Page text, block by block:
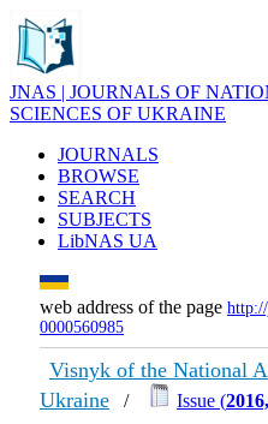
JNAS | JOURNALS OF
SCIENCES OF UKRAINE
JOURNALS
BROWSE
SEARCH
SUBJECTS
LibNAS UA
web address of the page
0000560985
Visnyk of the National
Ukraine / Issue (